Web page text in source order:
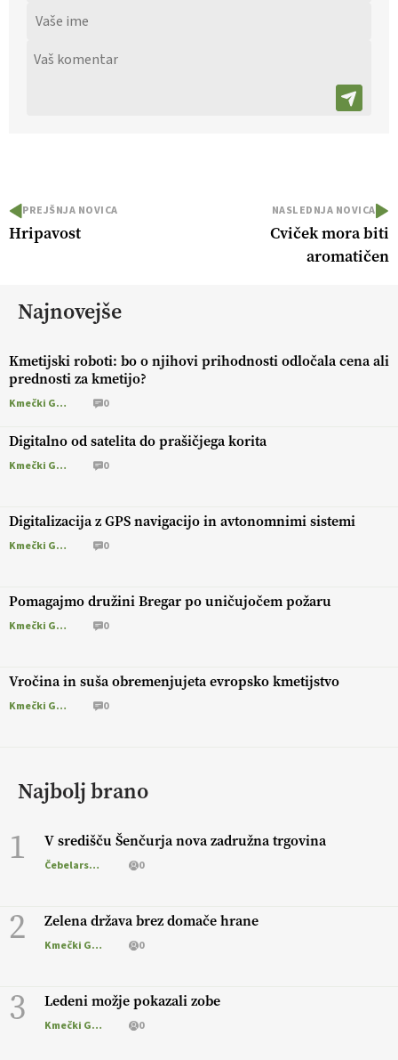
PREJŠNJA NOVICA
Hripavost
NASLEDNJA NOVICA
Cviček mora biti
aromatičen
Najnovejše
Kmetijski roboti: bo o njihovi prihodnosti odločala cena ali
prednosti za kmetijo?
Kmečki Glas 0
Digitalno od satelita do prašičjega korita
Kmečki Glas 0
Digitalizacija z GPS navigacijo in avtonomnimi sistemi
Kmečki Glas 0
Pomagajmo družini Bregar po uničujočem požaru
Kmečki Glas 0
Vročina in suša obremenjujeta evropsko kmetijstvo
Kmečki Glas 0
Najbolj brano
1 V središču Šenčurja nova zadružna trgovina
Čebelarstvo 0
2 Zelena država brez domače hrane
Kmečki Glas 0
3 Ledeni možje pokazali zobe
Kmečki Glas 0